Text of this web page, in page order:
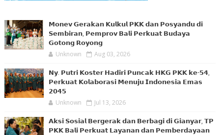
𝗠𝗼𝗻𝗲𝘃 𝗚𝗲𝗿𝗮𝗸𝗮𝗻 𝗞𝘂𝗹𝗸𝘂𝗹 𝗣𝗞𝗞 𝗱𝗮𝗻 𝗣𝗼𝘀𝘆𝗮𝗻𝗱𝘂 𝗱𝗶
𝗦𝗲𝗺𝗯𝗶𝗿𝗮𝗻, 𝗣𝗲𝗺𝗽𝗿𝗼𝘃 𝗕𝗮𝗹𝗶 𝗣𝗲𝗿𝗸𝘂𝗮𝘁 𝗕𝘂𝗱𝗮𝘆𝗮
𝗚𝗼𝘁𝗼𝗻𝗴 𝗥𝗼𝘆𝗼𝗻𝗴
Unknown Aug 03, 2026
𝗡𝘆. 𝗣𝘂𝘁𝗿𝗶 𝗞𝗼𝘀𝘁𝗲𝗿 𝗛𝗮𝗱𝗶𝗿𝗶 𝗣𝘂𝗻𝗰𝗮𝗸 𝗛𝗞𝗚 𝗣𝗞𝗞 𝗸𝗲-𝟱𝟰,
𝗣𝗲𝗿𝗸𝘂𝗮𝘁 𝗞𝗼𝗹𝗮𝗯𝗼𝗿𝗮𝘀𝗶 𝗠𝗲𝗻𝘂𝗷𝘂 𝗜𝗻𝗱𝗼𝗻𝗲𝘀𝗶𝗮 𝗘𝗺𝗮𝘀
𝟮𝟬𝟰𝟱
Unknown Jul 13, 2026
𝗔𝗸𝘀𝗶 𝗦𝗼𝘀𝗶𝗮𝗹 𝗕𝗲𝗿𝗴𝗲𝗿𝗮𝗸 𝗱𝗮𝗻 𝗕𝗲𝗿𝗯𝗮𝗴𝗶 𝗱𝗶 𝗚𝗶𝗮𝗻𝘆𝗮𝗿, 𝗧𝗣
𝗣𝗞𝗞 𝗕𝗮𝗹𝗶 𝗣𝗲𝗿𝗸𝘂𝗮𝘁 𝗟𝗮𝘆𝗮𝗻𝗮𝗻 𝗱𝗮𝗻 𝗣𝗲𝗺𝗯𝗲𝗿𝗱𝗮𝘆𝗮𝗮𝗻